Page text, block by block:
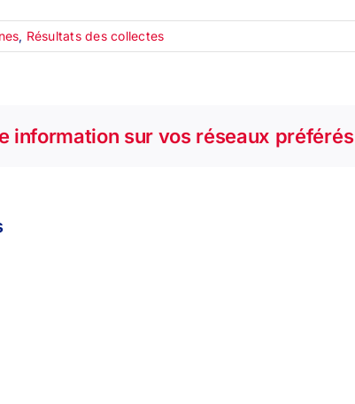
, Résultats des collectes
information sur vos réseaux préférés